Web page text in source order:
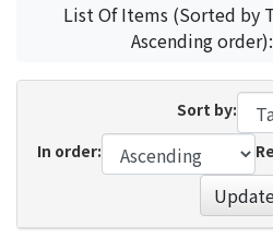
List Of Items (Sorted by
Ascending
Sort by:
In order: